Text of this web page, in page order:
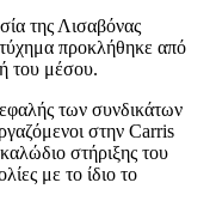
της Λισαβόνας
προκλήθηκε από
του μέσου.
των συνδικάτων
στην Carris
στήριξης του
με το ίδιο το